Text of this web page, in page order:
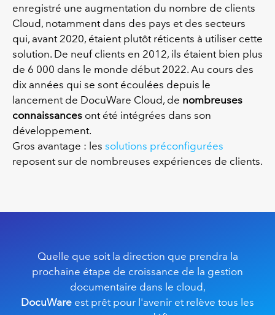
enregistré une augmentation du nombre de clients
Cloud, notamment dans des pays et des secteurs
qui, avant 2020, étaient plutôt réticents à utiliser cette
solution. De neuf clients en 2012, ils étaient bien plus
de 6 000 dans le monde début 2022. Au cours des
dix années qui se sont écoulées depuis le
lancement de DocuWare Cloud, de nombreuses
connaissances ont été intégrées dans son
développement.
Gros avantage : les solutions préconfigurées
reposent sur de nombreuses expériences de clients.
Quelle que soit la direction que prendra la
prochaine étape de croissance de la gestion
documentaire dans le cloud,
DocuWare est prêt pour l'avenir et relève tous les